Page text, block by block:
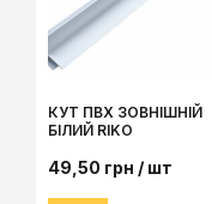
КУТ ПВХ ЗОВНІШНІЙ
БІЛИЙ RIKO
49,50 грн / шт